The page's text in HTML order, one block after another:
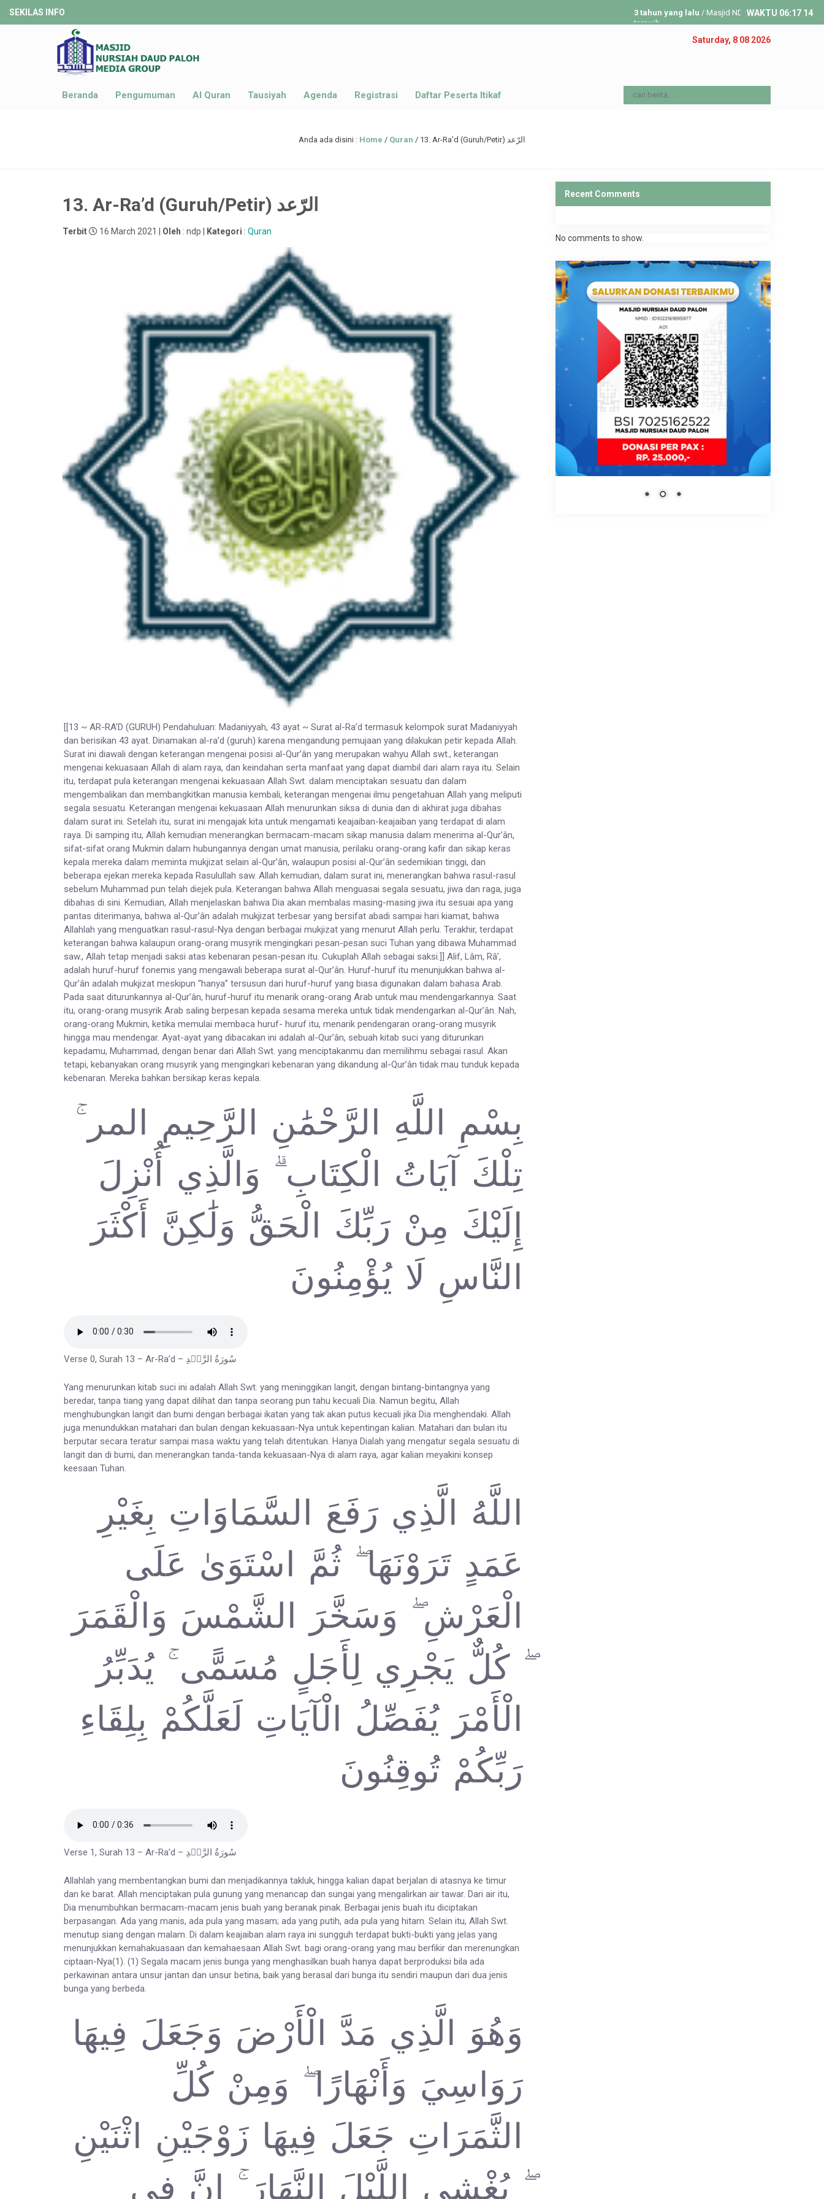
SEKILAS INFO 3 tahun yang lalu/ Masjid NDP Gelar Tarwih Pertama
tarawih...
WAKTU 06:17 15
Saturday, 8 08 2026
Beranda Pengumuman Al Quran Tausiyah Agenda Registrasi Daftar Peserta Itikaf
Anda ada disini : Home / Quran / 13. Ar-Ra’d (Guruh/Petir) الرّعد
13. Ar-Ra’d (Guruh/Petir) الرّعد
Terbit 16 March 2021 | Oleh : ndp | Kategori : Quran
[[13 ~ AR-RA’D (GURUH) Pendahuluan: Madaniyyah, 43 ayat ~ Surat al-Ra’d termasuk kelompok surat Madaniyyah
dan berisikan 43 ayat. Dinamakan al-ra’d (guruh) karena mengandung pemujaan yang dilakukan petir kepada Allah.
Surat ini diawali dengan keterangan mengenai posisi al-Qur’ân yang merupakan wahyu Allah swt., keterangan
mengenai kekuasaan Allah di alam raya, dan keindahan serta manfaat yang dapat diambil dari alam raya itu. Selain
itu, terdapat pula keterangan mengenai kekuasaan Allah Swt. dalam menciptakan sesuatu dan dalam
mengembalikan dan membangkitkan manusia kembali, keterangan mengenai ilmu pengetahuan Allah yang meliputi
segala sesuatu. Keterangan mengenai kekuasaan Allah menurunkan siksa di dunia dan di akhirat juga dibahas
dalam surat ini. Setelah itu, surat ini mengajak kita untuk mengamati keajaiban-keajaiban yang terdapat di alam
raya. Di samping itu, Allah kemudian menerangkan bermacam-macam sikap manusia dalam menerima al-Qur’ân,
sifat-sifat orang Mukmin dalam hubungannya dengan umat manusia, perilaku orang-orang kafir dan sikap keras
kepala mereka dalam meminta mukjizat selain al-Qur’ân, walaupun posisi al-Qur’ân sedemikian tinggi, dan
beberapa ejekan mereka kepada Rasulullah saw. Allah kemudian, dalam surat ini, menerangkan bahwa rasul-rasul
sebelum Muhammad pun telah diejek pula. Keterangan bahwa Allah menguasai segala sesuatu, jiwa dan raga, juga
dibahas di sini. Kemudian, Allah menjelaskan bahwa Dia akan membalas masing-masing jiwa itu sesuai apa yang
pantas diterimanya, bahwa al-Qur’ân adalah mukjizat terbesar yang bersifat abadi sampai hari kiamat, bahwa
Allahlah yang menguatkan rasul-rasul-Nya dengan berbagai mukjizat yang menurut Allah perlu. Terakhir, terdapat
keterangan bahwa kalaupun orang-orang musyrik mengingkari pesan-pesan suci Tuhan yang dibawa Muhammad
saw., Allah tetap menjadi saksi atas kebenaran pesan-pesan itu. Cukuplah Allah sebagai saksi.]] Alif, Lâm, Râ’,
adalah huruf-huruf fonemis yang mengawali beberapa surat al-Qur’ân. Huruf-huruf itu menunjukkan bahwa al-
Qur’ân adalah mukjizat meskipun “hanya” tersusun dari huruf-huruf yang biasa digunakan dalam bahasa Arab.
Pada saat diturunkannya al-Qur’ân, huruf-huruf itu menarik orang-orang Arab untuk mau mendengarkannya. Saat
itu, orang-orang musyrik Arab saling berpesan kepada sesama mereka untuk tidak mendengarkan al-Qur’ân. Nah,
orang-orang Mukmin, ketika memulai membaca huruf- huruf itu, menarik pendengaran orang-orang musyrik
hingga mau mendengar. Ayat-ayat yang dibacakan ini adalah al-Qur’ân, sebuah kitab suci yang diturunkan
kepadamu, Muhammad, dengan benar dari Allah Swt. yang menciptakanmu dan memilihmu sebagai rasul. Akan
tetapi, kebanyakan orang musyrik yang mengingkari kebenaran yang dikandung al-Qur’ân tidak mau tunduk kepada
kebenaran. Mereka bahkan bersikap keras kepala.
بِسْمِ اللَّهِ الرَّحْمَٰنِ الرَّحِيمِ المر ۚ
تِلْكَ آيَاتُ الْكِتَابِ ۗ وَالَّذِي أُنْزِلَ
إِلَيْكَ مِنْ رَبِّكَ الْحَقُّ وَلَٰكِنَّ أَكْثَرَ
النَّاسِ لَا يُؤْمِنُونَ
Verse 0, Surah 13 – Ar-Ra’d – سُورَةُ الرَّعۡدِ
Yang menurunkan kitab suci ini adalah Allah Swt. yang meninggikan langit, dengan bintang-bintangnya yang
beredar, tanpa tiang yang dapat dilihat dan tanpa seorang pun tahu kecuali Dia. Namun begitu, Allah
menghubungkan langit dan bumi dengan berbagai ikatan yang tak akan putus kecuali jika Dia menghendaki. Allah
juga menundukkan matahari dan bulan dengan kekuasaan-Nya untuk kepentingan kalian. Matahari dan bulan itu
berputar secara teratur sampai masa waktu yang telah ditentukan. Hanya Dialah yang mengatur segala sesuatu di
langit dan di bumi, dan menerangkan tanda-tanda kekuasaan-Nya di alam raya, agar kalian meyakini konsep
keesaan Tuhan.
اللَّهُ الَّذِي رَفَعَ السَّمَاوَاتِ بِغَيْرِ
عَمَدٍ تَرَوْنَهَا ۖ ثُمَّ اسْتَوَىٰ عَلَى
الْعَرْشِ ۖ وَسَخَّرَ الشَّمْسَ وَالْقَمَرَ
ۖ كُلٌّ يَجْرِي لِأَجَلٍ مُسَمًّى ۚ يُدَبِّرُ
الْأَمْرَ يُفَصِّلُ الْآيَاتِ لَعَلَّكُمْ بِلِقَاءِ
رَبِّكُمْ تُوقِنُونَ
Verse 1, Surah 13 – Ar-Ra’d – سُورَةُ الرَّعۡدِ
Allahlah yang membentangkan bumi dan menjadikannya takluk, hingga kalian dapat berjalan di atasnya ke timur
dan ke barat. Allah menciptakan pula gunung yang menancap dan sungai yang mengalirkan air tawar. Dari air itu,
Dia menumbuhkan bermacam-macam jenis buah yang beranak pinak. Berbagai jenis buah itu diciptakan
berpasangan. Ada yang manis, ada pula yang masam; ada yang putih, ada pula yang hitam. Selain itu, Allah Swt.
menutup siang dengan malam. Di dalam keajaiban alam raya ini sungguh terdapat bukti-bukti yang jelas yang
menunjukkan kemahakuasaan dan kemahaesaan Allah Swt. bagi orang-orang yang mau berfikir dan merenungkan
ciptaan-Nya(1). (1) Segala macam jenis bunga yang menghasilkan buah hanya dapat berproduksi bila ada
perkawinan antara unsur jantan dan unsur betina, baik yang berasal dari bunga itu sendiri maupun dari dua jenis
bunga yang berbeda.
وَهُوَ الَّذِي مَدَّ الْأَرْضَ وَجَعَلَ فِيهَا
رَوَاسِيَ وَأَنْهَارًا ۖ وَمِنْ كُلِّ
الثَّمَرَاتِ جَعَلَ فِيهَا زَوْجَيْنِ اثْنَيْنِ
ۖ يُغْشِي اللَّيْلَ النَّهَارَ ۚ إِنَّ فِي
Recent Comments
No comments to show.